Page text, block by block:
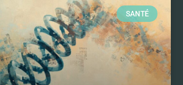
SANTÉ